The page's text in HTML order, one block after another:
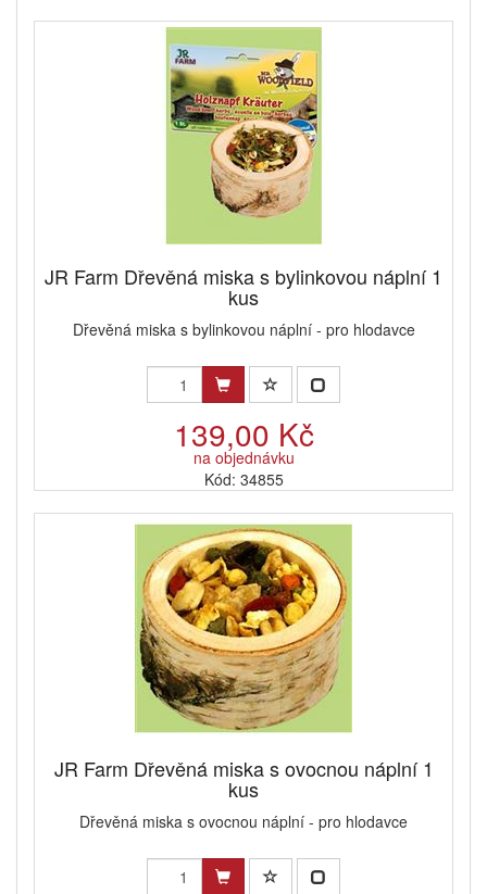
JR Farm Dřevěná miska s bylinkovou náplní 1
kus
Dřevěná miska s bylinkovou náplní - pro hlodavce
139,00 Kč
na objednávku
Kód: 34855
JR Farm Dřevěná miska s ovocnou náplní 1
kus
Dřevěná miska s ovocnou náplní - pro hlodavce